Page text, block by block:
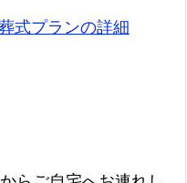
式プランの詳細